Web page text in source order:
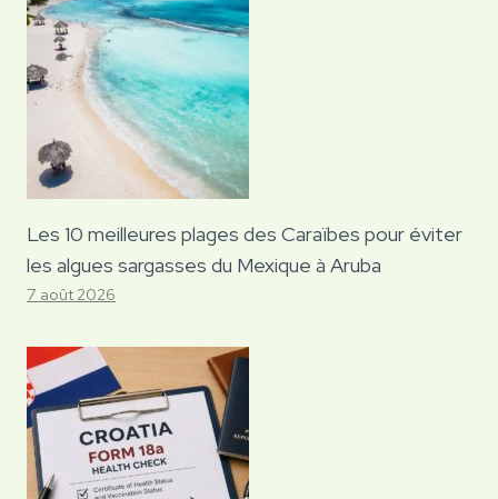
Les 10 meilleures plages des Caraïbes pour éviter
les algues sargasses du Mexique à Aruba
7 août 2026